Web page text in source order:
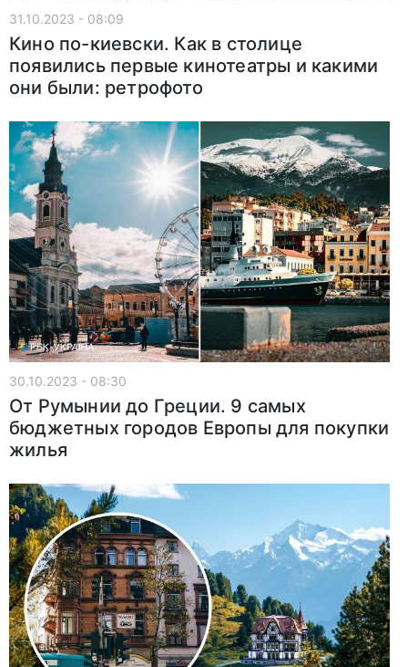
31.10.2023 - 08:09
Кино по-киевски. Как в столице
появились первые кинотеатры и какими
они были: ретрофото
30.10.2023 - 08:30
От Румынии до Греции. 9 самых
бюджетных городов Европы для покупки
жилья